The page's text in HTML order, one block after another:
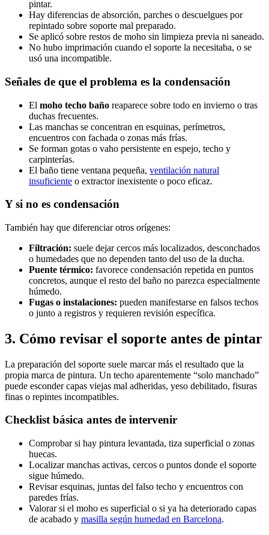
pintar.
Hay diferencias de absorción, parches o descuelgues por
repintado sobre soporte mal preparado.
Se aplicó sobre restos de moho sin limpieza previa ni saneado.
No hubo imprimación cuando el soporte la necesitaba, o se
usó una incompatible.
Señales de que el problema es la condensación
El moho techo baño reaparece sobre todo en invierno o tras
duchas frecuentes.
Las manchas se concentran en esquinas, perímetros,
encuentros con fachada o zonas más frías.
Se forman gotas o vaho persistente en espejo, techo y
carpinterías.
El baño tiene ventana pequeña, ventilación natural
insuficiente o extractor inexistente o poco eficaz.
Y si no es condensación
También hay que diferenciar otros orígenes:
Filtración: suele dejar cercos más localizados, desconchados
o humedades que no dependen tanto del uso de la ducha.
Puente térmico: favorece condensación repetida en puntos
concretos, aunque el resto del baño no parezca especialmente
húmedo.
Fugas o instalaciones: pueden manifestarse en falsos techos
o junto a registros y requieren revisión específica.
3. Cómo revisar el soporte antes de pintar
La preparación del soporte suele marcar más el resultado que la
propia marca de pintura. Un techo aparentemente “solo manchado”
puede esconder capas viejas mal adheridas, yeso debilitado, fisuras
finas o repintes incompatibles.
Checklist básica antes de intervenir
Comprobar si hay pintura levantada, tiza superficial o zonas
huecas.
Localizar manchas activas, cercos o puntos donde el soporte
sigue húmedo.
Revisar esquinas, juntas del falso techo y encuentros con
paredes frías.
Valorar si el moho es superficial o si ya ha deteriorado capas
de acabado y masilla según humedad en Barcelona.